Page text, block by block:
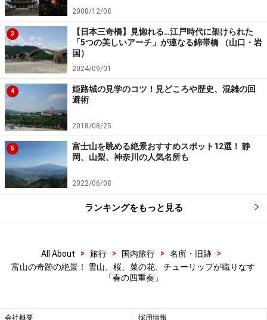
真っ赤なチューリップを主役にして後立山連峰の雪山と桜並
木を望む（2023年4月2日撮影）
品種ごとに花の色や咲く時期が異なるため、訪れるタイ
ミングにより、「春の四重奏」の風景はガラリと印象が
変わります。桜並木を望む角度によって、背景となる立
山連峰の山々の見え方も変わりますので、散策路を歩い
てお気に入りのアングルを探してみるといいでしょう。
まっすぐに伸びる桜並木の中をのんびり散
策
「春の四重奏」を構成する桜並木は、舟川の両岸の土手
にまっすぐ連なっています。280本のソメイヨシノによ
2008/12/08
3
【日本三奇橋】見惚れる…江戸時代に架けられた
「5つの美しいアーチ」が連なる錦帯橋 （山口・岩
国）
2024/09/01
4
姫路城の見学のコツ！見どころや歴史、混雑の回
避術
2018/08/25
5
富士山を眺める絶景おすすめスポット12選！ 静
岡、山梨、神奈川の人気名所も
2022/06/08
ランキングをもっと見る
All About > 旅行 > 国内旅行 > 名所・旧跡
>
富山の奇跡の絶景！ 雪山、桜、菜の花、チューリップが織りなす
「春の四重奏」
会社概要 採用情報